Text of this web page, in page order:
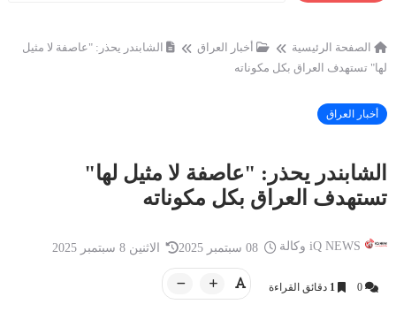
أخبار العراق
iQ NEWS وكالة
20 سبتمبر 2025
تميم البرغوثي على قاعة التشريفات في
العراق.. توجيه
الصفحة الرئيسية أخبار العراق
الشابندر يحذر: "عاصفة لا مثيل
لها" تستهدف العراق بكل مكوناته
أخبار العراق
الشابندر يحذر: "عاصفة لا مثيل لها"
تستهدف العراق بكل مكوناته
iQ NEWS وكالة الاثنين 8 سبتمبر 2025
0
1 دقائق القراءة